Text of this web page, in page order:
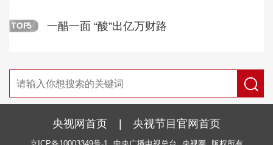
TOP5 一醋一面 “酸”出亿万财路
央视网首页 | 央视节目官网首页